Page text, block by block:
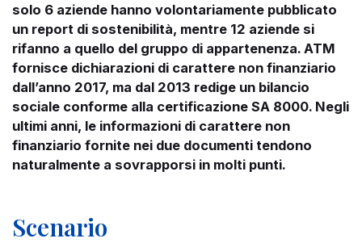
solo 6 aziende hanno volontariamente pubblicato
un report di sostenibilità, mentre 12 aziende si
rifanno a quello del gruppo di appartenenza. ATM
fornisce dichiarazioni di carattere non finanziario
dall’anno 2017, ma dal 2013 redige un bilancio
sociale conforme alla certificazione SA 8000. Negli
ultimi anni, le informazioni di carattere non
finanziario fornite nei due documenti tendono
naturalmente a sovrapporsi in molti punti.
Scenario